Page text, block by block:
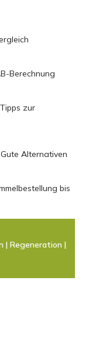
Berechnung
zur
Alternativen
bis
| Regeneration |